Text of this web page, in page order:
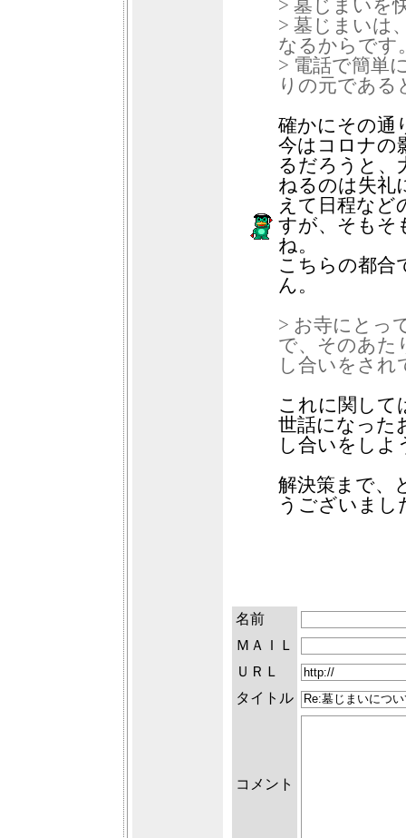
> 墓じまいを
> 墓じまいは
なるからです
> 電話で簡単
りの元である
確かにその通
今はコロナの
るだろうと、
ねるのは失礼
えて日程など
すが、そもそ
ね。
こちらの都合
ん。
> お寺にとっ
で、そのあた
し合いをされ
これに関して
世話になった
し合いをしよ
解決策まで、
うございまし
名前
ＭＡＩＬ
ＵＲＬ
タイトル
コメント